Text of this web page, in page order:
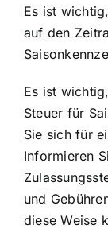
Es ist
auf den
Es ist
Steuer für
Sie sich für
Informieren
und
diese Weise